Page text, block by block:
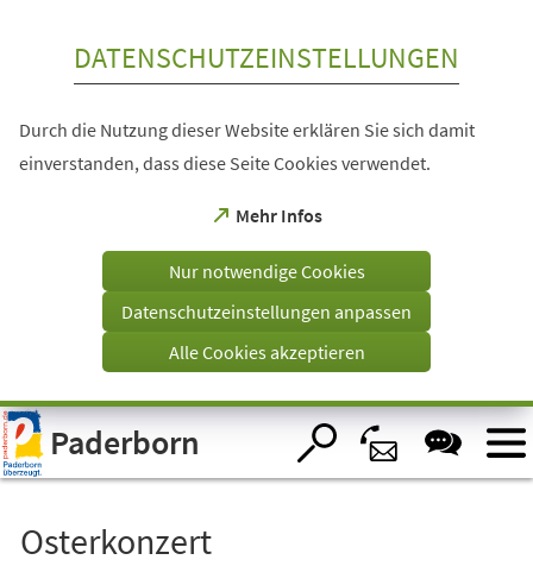
Visuelle
Assistenzsoftware
öffnen.
DATENSCHUTZEINSTELLUNGEN
Durch die Nutzung dieser Website erklären Sie sich damit
einverstanden, dass diese Seite Cookies verwendet.
Mehr Infos
(Öffnet
einem
Tab)
Nur notwendige Cookies
Datenschutzeinstellungen anpassen
Alle Cookies akzeptieren
Paderborn
Osterkonzert